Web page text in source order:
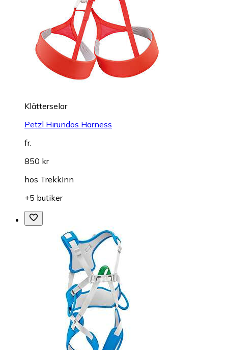
Klätterselar
Petzl Hirundos Harness
fr.
850 kr
hos TrekkInn
+5 butiker